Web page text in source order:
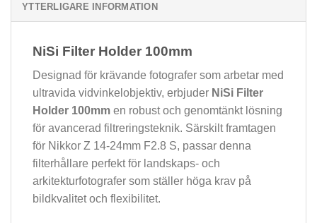
YTTERLIGARE INFORMATION
NiSi Filter Holder 100mm
Designad för krävande fotografer som arbetar med
ultravida vidvinkelobjektiv, erbjuder NiSi Filter
Holder 100mm en robust och genomtänkt lösning
för avancerad filtreringsteknik. Särskilt framtagen
för Nikkor Z 14-24mm F2.8 S, passar denna
filterhållare perfekt för landskaps- och
arkitekturfotografer som ställer höga krav på
bildkvalitet och flexibilitet.